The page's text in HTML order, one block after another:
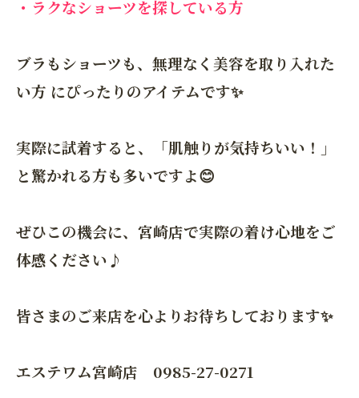
・ラクなショーツを探している方
ブラもショーツも、無理なく美容を取り入れた
い方 にぴったりのアイテムです✨
実際に試着すると、「肌触りが気持ちいい！」
と驚かれる方も多いですよ😊
ぜひこの機会に、宮崎店で実際の着け心地をご
体感ください♪
皆さまのご来店を心よりお待ちしております✨
エステワム宮崎店 0985-27-0271